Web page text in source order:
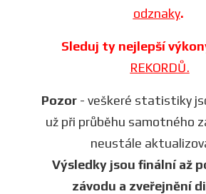
odznaky.
Sleduj ty nejlepší
REKORDŮ.
Pozor- veškeré statistiky
už při průběhu samotného
neustále
Výsledky jsou finální až
závodu a zveřejnění